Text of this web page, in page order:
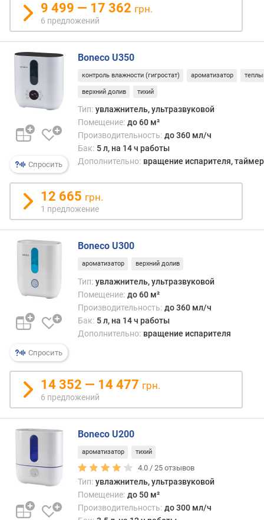
о
р
о
г
и
м
о
т
о
р
г
к
д
е
ш
е
в
ы
м
п
о
т
з
в
п
о
д
а
е
д
9 499 — 17 362 грн.
6 предложений
Спросить
Boneco U350
контроль влажности (гигростат) ароматизатор
верхний долив тихий
Тип: увлажнитель, ультразвуковой
Помещение: до 60 м²
Производительность: до 360 мл/ч
Бак: 5 л, на 14 ч работы
Дополнительно: вращение испарителя,
12 665 грн.
1 предложение
Спросить
Boneco U300
ароматизатор верхний долив
Тип: увлажнитель, ультразвуковой
Помещение: до 60 м²
Производительность: до 360 мл/ч
Бак: 5 л, на 14 ч работы
Дополнительно: вращение испарителя
14 352 — 14 477 грн.
6 предложений
Boneco U200
ароматизатор тихий
4.0 /25 отзывов
Тип: увлажнитель, ультразвуковой
Помещение: до 50 м²
Производительность: до 300 мл/ч